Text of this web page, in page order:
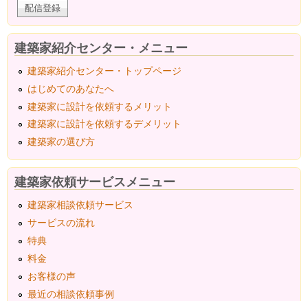
建築家紹介センター・メニュー
建築家紹介センター・トップページ
はじめてのあなたへ
建築家に設計を依頼するメリット
建築家に設計を依頼するデメリット
建築家の選び方
建築家依頼サービスメニュー
建築家相談依頼サービス
サービスの流れ
特典
料金
お客様の声
最近の相談依頼事例